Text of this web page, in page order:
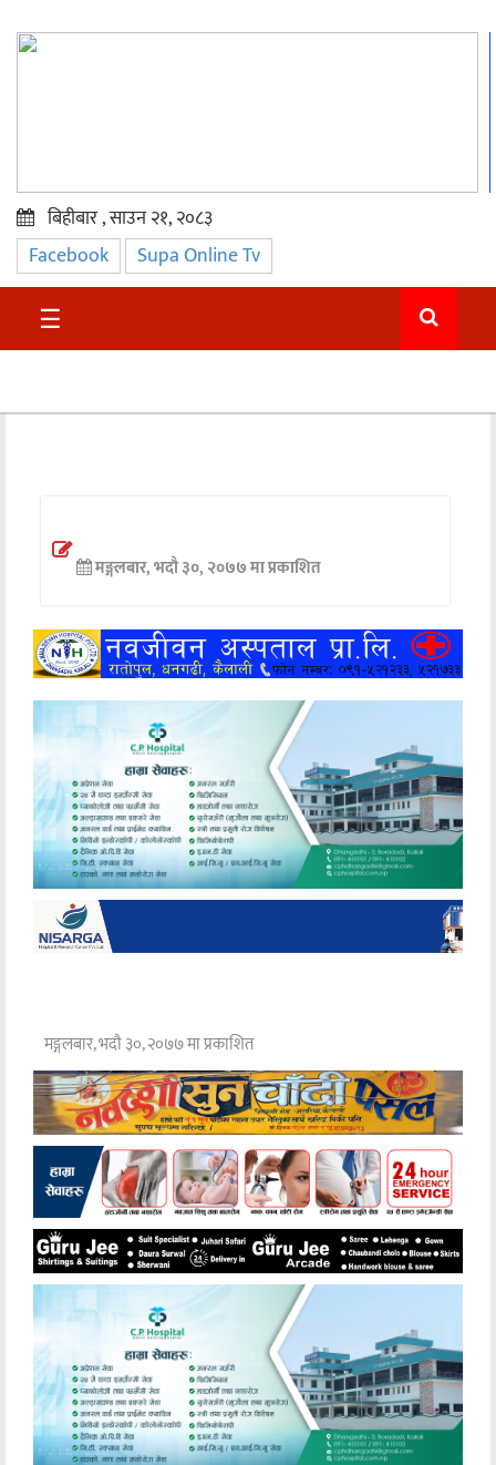
प्रमुख
समाचार
सुदुर
अन्तर्वार्ता
खेलकुद
मनोरञ्जन
अन्य
बिहीबार , साउन २१, २०८३
Facebook Supa Online Tv
☰
मङ्गलबार, भदौ ३०, २०७७ मा प्रकाशित
मङ्गलबार, भदौ ३०, २०७७ मा प्रकाशित